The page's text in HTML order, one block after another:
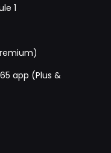
1
app (Plus &